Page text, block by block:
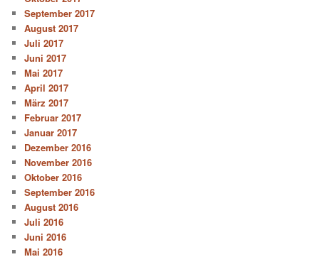
September 2017
August 2017
Juli 2017
Juni 2017
Mai 2017
April 2017
März 2017
Februar 2017
Januar 2017
Dezember 2016
November 2016
Oktober 2016
September 2016
August 2016
Juli 2016
Juni 2016
Mai 2016